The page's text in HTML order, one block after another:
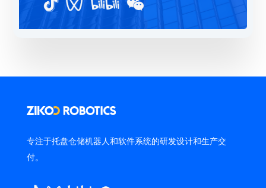
专注于托盘仓储机器人和软件系统的研发设计和生产交
付。